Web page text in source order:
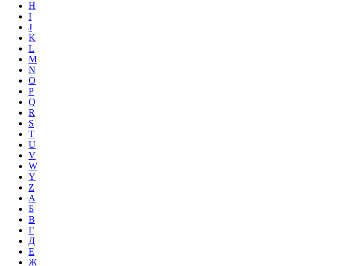
H
I
J
K
L
M
N
O
P
Q
R
S
T
U
V
W
Y
Z
А
Б
В
Г
Д
Е
Ж